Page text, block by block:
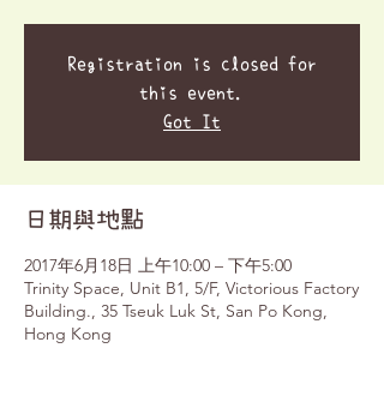
Registration is closed for
this event.
Got It
日期與地點
2017年6月18日 上午10:00 – 下午5:00
Trinity Space, Unit B1, 5/F, Victorious Factory
Building., 35 Tseuk Luk St, San Po Kong,
Hong Kong